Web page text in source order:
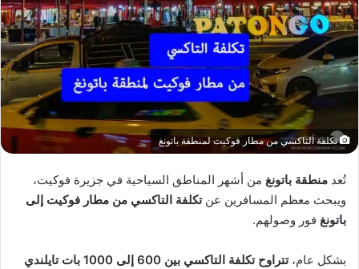
تكلفة التاكسي من مطار فوكيت لمنطقة باتونغ
تُعد منطقة باتونغ من أشهر المناطق السياحية في جزيرة فوكيت،
ويبحث معظم المسافرين عنتكلفة التاكسي من مطار فوكيت إلى
باتونغ فور وصولهم.
بشكل عام،تتراوح تكلفة التاكسي بين 600 إلى 1000 بات تايلندي